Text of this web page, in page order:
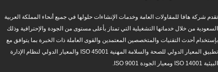
تقدم شركة هافا للمقاولات العامة وخدمات الإنشاءات حلولها في جميع أنحاء المملكة العربية
السعودية من خلال خدماتها التشغيلية التي تمتاز بأعلى مستوى من الجودة والإحترافية وذلك
بإستخدام أحدث التقنيات والمتخصصين المعتمدين والقوى العاملة ذات الخبرة بما يتوافق مع
تطبيق المعيار الدولي للصحة والسلامة المهنية ISO 45001 والمعيار الدولي لنظام الإدارة
البيئية ISO 14001 ومعيار الجودة ISO 9001.